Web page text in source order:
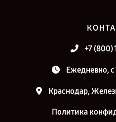
+7 (800)
Ежедневно,
Краснодар,
Политика